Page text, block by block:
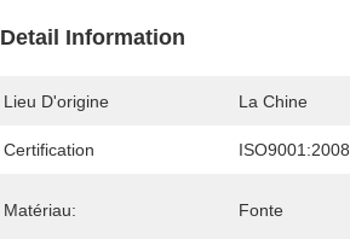
Detail Information
Lieu D'origine La Chine
Certification ISO9001:2008
Matériau: Fonte